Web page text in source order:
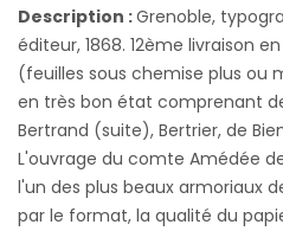
Description :Grenoble,
éditeur, 1868. 12ème livraison
(feuilles sous chemise plus ou
en très bon état comprenant
Bertrand (suite), Bertrier, de
L'ouvrage du comte Amédée
l'un des plus beaux armoriaux
par le format, la qualité du